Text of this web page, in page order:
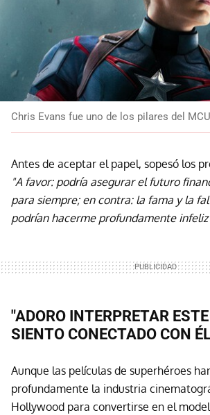
Chris Evans fue uno de los pilares del
Antes de aceptar el papel, sopesó los
"A favor: podría asegurar el futuro
para siempre; en contra: la fama y la
podrían hacerme profundamente
"ADORO INTERPRETAR
SIENTO CONECTADO CON
Aunque las películas de superhéroes
profundamente la industria
Hollywood para convertirse en el